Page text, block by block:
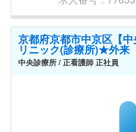
京都府京都市中京区【
リニック(診療所)★外来
中央診療所 / 正看護師 正社員